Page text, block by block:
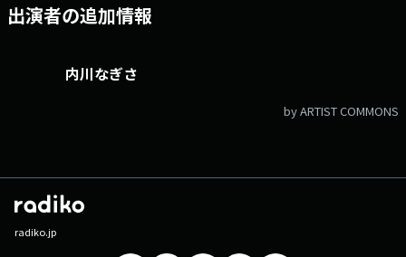
出演者の追加情報
内川なぎさ
by ARTIST COMMONS
radiko.jp